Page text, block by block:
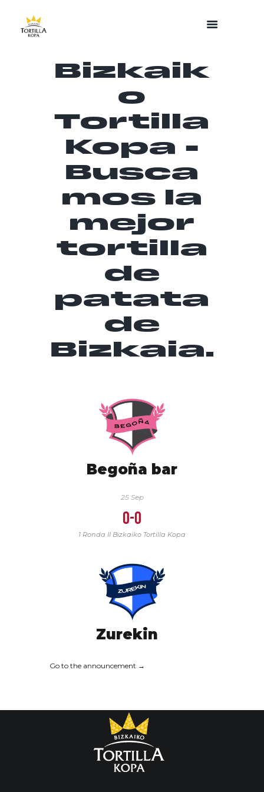
Bizkaik
o
Tortilla
Kopa -
Busca
mos la
mejor
tortilla
de
patata
de
Bizkaia.
Begoña bar
25 Sep
0-0
1 Ronda II Bizkaiko Tortilla Kopa
Zurekin
Go to the announcement →